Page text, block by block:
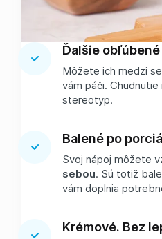
Ďalšie
Môžete ich medzi
vám páči. Chudnutie
stereotyp.
Balené po
Svoj nápoj môžete
sebou. Sú totiž
vám doplnia
Krémové. Bez